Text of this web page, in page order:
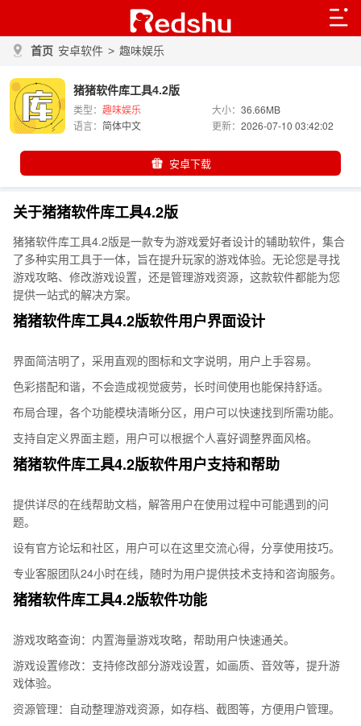
首页 安卓软件 > 趣味娱乐
猪猪软件库工具4.2版
类型： 趣味娱乐 大小：36.66MB
语言： 简体中文 更新：2026-07-10 03:42:02
安卓下载
关于猪猪软件库工具4.2版
猪猪软件库工具4.2版是一款专为游戏爱好者设计的辅助软件，集合
了多种实用工具于一体，旨在提升玩家的游戏体验。无论您是寻找
游戏攻略、修改游戏设置，还是管理游戏资源，这款软件都能为您
提供一站式的解决方案。
猪猪软件库工具4.2版软件用户界面设计
界面简洁明了，采用直观的图标和文字说明，用户上手容易。
色彩搭配和谐，不会造成视觉疲劳，长时间使用也能保持舒适。
布局合理，各个功能模块清晰分区，用户可以快速找到所需功能。
支持自定义界面主题，用户可以根据个人喜好调整界面风格。
猪猪软件库工具4.2版软件用户支持和帮助
提供详尽的在线帮助文档，解答用户在使用过程中可能遇到的问
题。
设有官方论坛和社区，用户可以在这里交流心得，分享使用技巧。
专业客服团队24小时在线，随时为用户提供技术支持和咨询服务。
猪猪软件库工具4.2版软件功能
游戏攻略查询：内置海量游戏攻略，帮助用户快速通关。
游戏设置修改：支持修改部分游戏设置，如画质、音效等，提升游
戏体验。
资源管理：自动整理游戏资源，如存档、截图等，方便用户管理。